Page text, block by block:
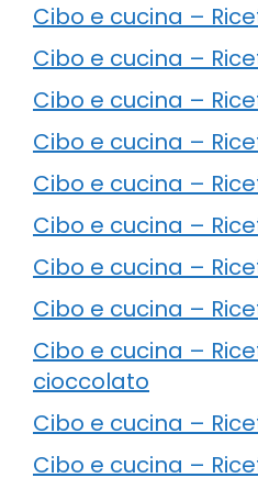
Cibo e cucina –
Cibo e cucina –
Cibo e cucina –
Cibo e cucina –
Cibo e cucina –
Cibo e cucina –
Cibo e cucina –
Cibo e cucina –
Cibo e cucina –
cioccolato
Cibo e cucina –
Cibo e cucina –